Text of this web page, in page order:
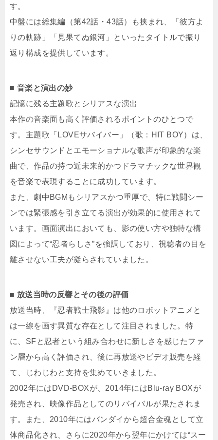
す。
中盤には総集編（第42話・43話）も挟まれ、「彼方よ
りの軌跡」「見果てぬ銀河」といったタイトルで振り
返り構成を提供しています。
■ 音楽と演出の妙
記憶に残る主題歌とシリアスな演出
本作の音楽面も高く評価されるポイントのひとつで
す。主題歌「LOVEサバイバー」（歌：HIT BOY）は、
シンセサウンドとエモーショナルな歌声が印象的な楽
曲で、作品の持つ近未来的かつドラマチックな世界観
を音楽で表現することに成功しています。
また、劇中BGMもシリアスかつ重厚で、特に戦闘シー
ンでは緊張感を引き立てる演出が効果的に使用されて
います。画面演出においても、影の使い方や独特な構
図によって“忍者らしさ”を強調しており、視聴者の目を
離させない工夫が凝らされていました。
■ 放送当時の反響とその後の評価
放送当時、『忍者戦士飛影』は他のロボットアニメと
は一線を画す異質な存在として注目されました。特
に、SFと忍者という組み合わせに新しさを感じたファ
ン層から高く評価され、後に再放送やビデオ販売を経
て、じわじわと支持を集めていきました。
2002年にはDVD-BOXが、2014年にはBlu-ray BOXが
発売され、映像作品としてのリバイバルが果たされま
す。また、2010年にはバンダイから超合金魂として立
体商品化され、さらに2020年から翌年にかけては“スー